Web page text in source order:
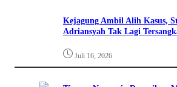
Kejagung Ambil Alih Kasus,
Adriansyah Tak Lagi
Juli 16, 2026